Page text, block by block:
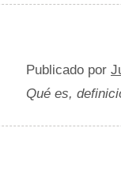
Publicado por
Qué es,